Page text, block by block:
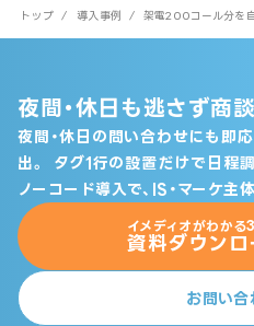
トップ / 導入事例 / 架電200コール分を
夜間・休日も逃さず商
夜間・休日の問い合わせにも即
出。
タグ1行の設置だけで日程
ノーコード導入で、IS・マーケ主
イメディオがわかる
資料ダウンロ
お問い合